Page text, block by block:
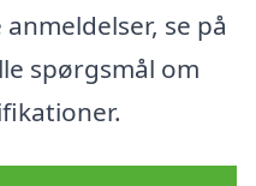
se på
spørgsmål om